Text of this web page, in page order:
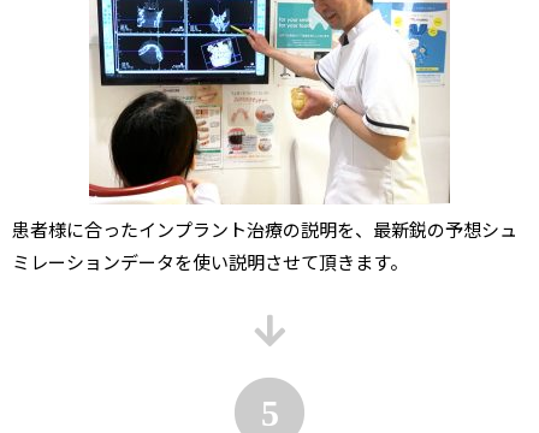
患者様に合ったインプラント治療の説明を、最新鋭の予想シュ
ミレーションデータを使い説明させて頂きます。
5